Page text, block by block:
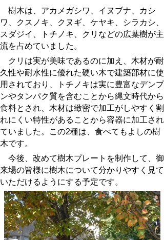
樹木は、アカメガシワ、イヌブナ、カシ
ワ、クスノキ、クヌギ、ケヤキ、シラカシ、
スダジイ、トチノキ、クリなどの広葉樹が主
流を占めていました。
クリは実が美味であるのに加え、木材が耐
久性や耐水性に優れた硬い木で建築部材に使
用されており、トチノキは実に豊富なデンプ
ンやタンパク質を含むことから縄文時代から
食料とされ、木材は緻密で加工がしやすく割
れにくい特性があることから容器に加工され
ていました。この2種は、食べてもよしの樹
木です。
今後、改めて樹木プレートを制作して、御
来場の皆様に樹木について分かりやすく見て
いただけるようにする予定です。